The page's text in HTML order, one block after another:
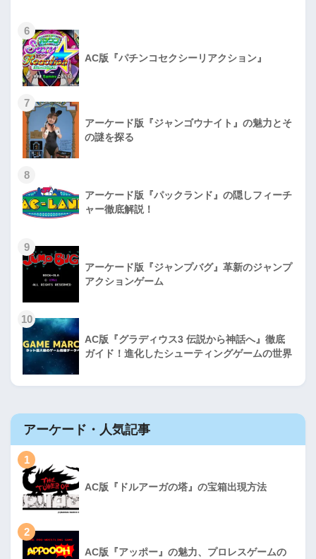
6
AC版『パチンコセクシーリアクション』
7
アーケード版『ジャンゴウナイト』の魅力とそ
の謎を探る
8
アーケード版『パックランド』の隠しフィーチ
ャー徹底解説！
9
アーケード版『ジャンプバグ』革新のジャンプ
アクションゲーム
10
AC版『グラディウス3 伝説から神話へ』徹底
ガイド！進化したシューティングゲームの世界
アーケード・人気記事
1
AC版『ドルアーガの塔』の宝箱出現方法
2
AC版『アッポー』の魅力、プロレスゲームの